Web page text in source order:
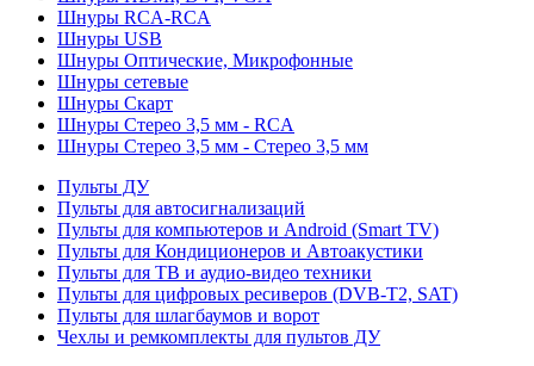
Шнуры RCA-RCA
Шнуры USB
Шнуры Оптические, Микрофонные
Шнуры сетевые
Шнуры Скарт
Шнуры Стерео 3,5 мм - RCA
Шнуры Стерео 3,5 мм - Стерео 3,5 мм
Пульты ДУ
Пульты для автосигнализаций
Пульты для компьютеров и Android (Smart TV)
Пульты для Кондиционеров и Автоакустики
Пульты для ТВ и аудио-видео техники
Пульты для цифровых ресиверов (DVB-T2, SAT)
Пульты для шлагбаумов и ворот
Чехлы и ремкомплекты для пультов ДУ